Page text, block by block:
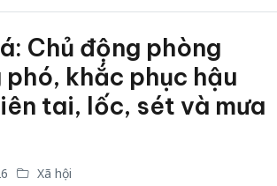
Chủ động phòng
phó, khắc phục hậu
tai, lốc, sét và mưa
Xã hội